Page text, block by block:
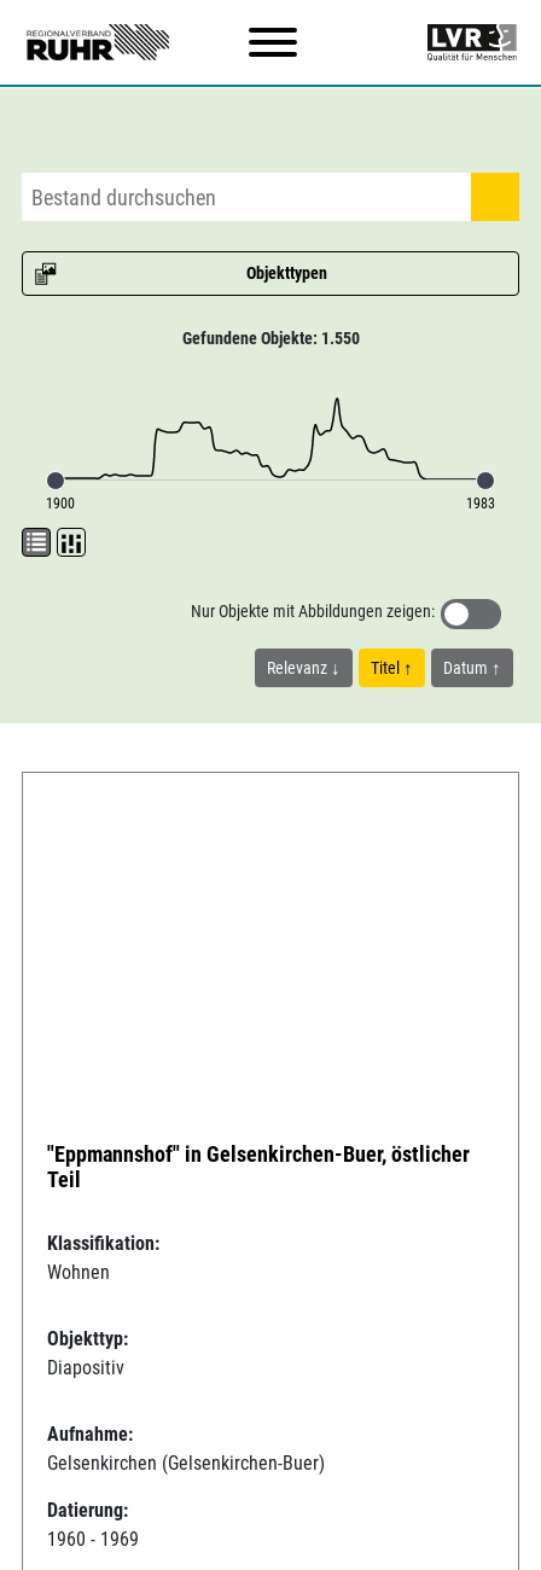
Objekttypen
Gefundene Objekte: 1.550
1900 1983
Relevanz Titel Datum
Nur Objekte mit Abbildungen zeigen:
"Eppmannshof" in Gelsenkirchen-Buer, östlicher
Teil
Klassifikation:
Wohnen
Objekttyp:
Diapositiv
Aufnahme:
Gelsenkirchen (Gelsenkirchen-Buer)
Datierung:
1960 - 1969